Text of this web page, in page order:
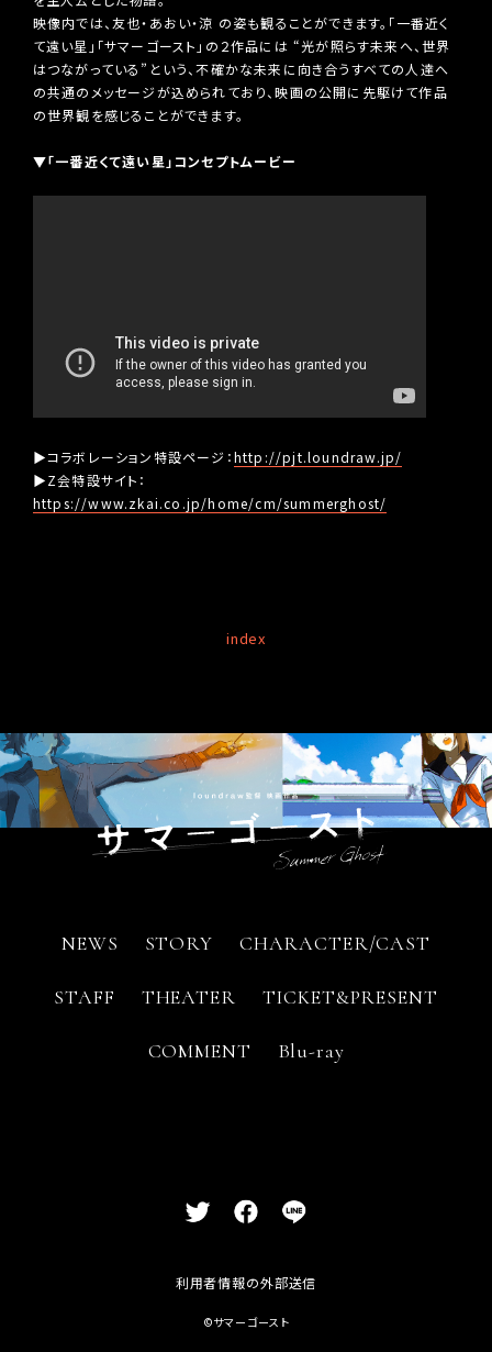
映像内では、友也・あおい・涼 の姿も観ることができます。「一番近く
て遠い星」「サマーゴースト」の２作品には “光が照らす未来へ、世界
はつながっている”という、不確かな未来に向き合うすべての人達へ
の共通のメッセージが込められており、映画の公開に先駆けて作品
の世界観を感じることができます。
▼「一番近くて遠い星」コンセプトムービー
▶コラボレーション特設ページ：http://pjt.loundraw.jp/
▶Z会特設サイト：
https://www.zkai.co.jp/home/cm/summerghost/
index
NEWS STORY CHARACTER/CAST
STAFF THEATER TICKET&PRESENT
COMMENT Blu-ray
利用者情報の外部送信
©サマーゴースト